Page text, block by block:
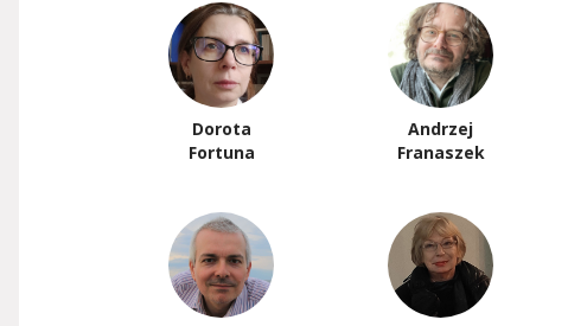
Dorota
Fortuna
Andrzej
Franaszek